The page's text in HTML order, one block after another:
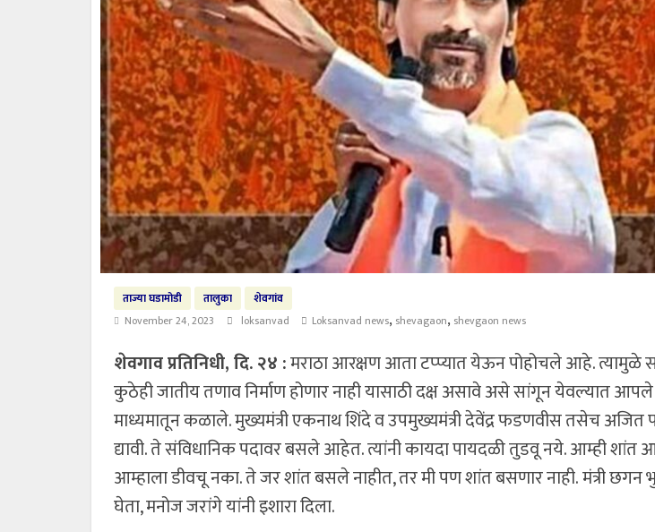
ताज्या घडामोडी तालुका
शेवगांव
November 24, 2023
loksanvad Loksanvad news, shevagaon, shevgaon news
शेवगाव प्रतिनिधी, दि. २४ :मराठा आरक्षण आता टप्प्यात येऊन पोहोचले आहे. त्यामुळे
कुठेही जातीय तणाव निर्माण होणार नाही यासाठी दक्ष असावे असे सांगून येवल्यात आपले
माध्यमातून कळाले. मुख्यमंत्री एकनाथ शिंदे व उपमुख्यमंत्री देवेंद्र फडणवीस तसेच अजित
द्यावी. ते संविधानिक पदावर बसले आहेत. त्यांनी कायदा पायदळी तुडवू नये. आम्ही शांत
आम्हाला डीवचू नका. ते जर शांत बसले नाहीत, तर मी पण शांत बसणार नाही. मंत्री
घेता, मनोज जरांगे यांनी इशारा दिला.